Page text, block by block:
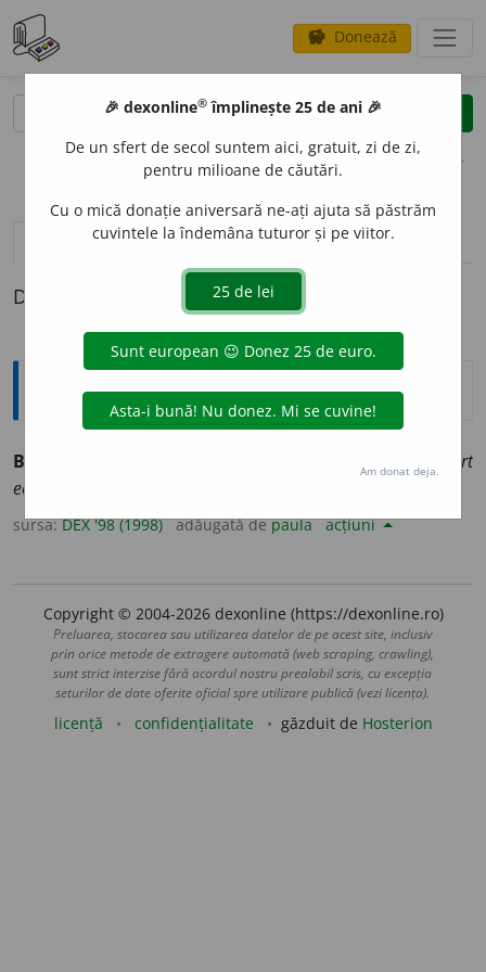
savings Donează
clear
opțiuni
definiții (1) pronunțievolume_up (5)
Definiția cu ID-ul 4486:
Explicative DEX
BIRT,
Birt
economic.
sursa:DEX '98 (1998) adăugată depaula acțiuni
Copyright © 2004-2026 dexonline (https://dexonline.ro)
Preluarea, stocarea sau utilizarea datelor de pe acest site, inclusiv
prin orice metode de extragere automată (web scraping, crawling),
sunt strict interzise fără acordul nostru prealabil scris, cu excepția
seturilor de date oferite oficial spre utilizare publică (vezi licența).
licență confidențialitate găzduit de Hosterion
🎉 dexonline® împlinește 25 de ani 🎉
De un sfert de secol suntem aici, gratuit, zi de zi,
pentru milioane de căutări.
Cu o mică donație aniversară ne-ați ajuta să păstrăm
cuvintele la îndemâna tuturor și pe viitor.
Am donat deja.